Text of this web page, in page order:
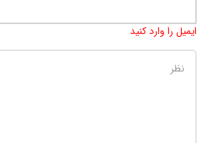
ایمیل را وارد کنید